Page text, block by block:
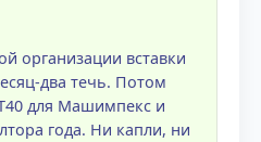
организации вставки
два течь. Потом
для Машимпекс и
года. Ни капли, ни